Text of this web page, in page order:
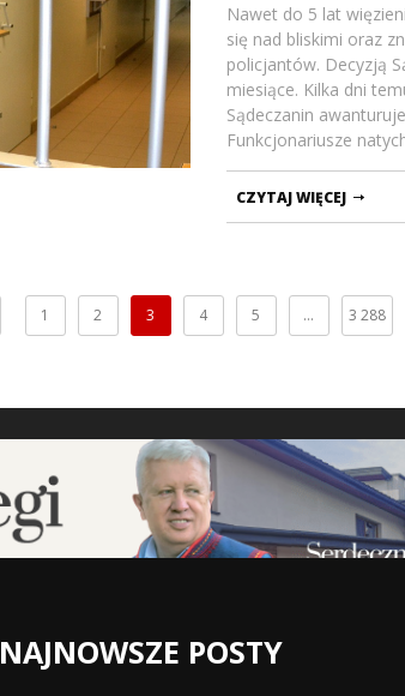
Nawet do 5 lat
się nad bliskimi oraz
policjantów. Decyzją
miesiące. Kilka dni
Sądeczanin
Funkcjonariusze
CZYTAJ WIĘCEJ
1 2 3 4 5 … 3 288
NAJNOWSZE POSTY